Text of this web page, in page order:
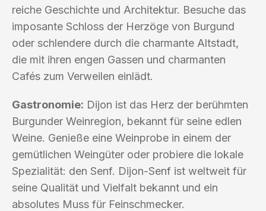
reiche Geschichte und Architektur. Besuche das
imposante Schloss der Herzöge von Burgund
oder schlendere durch die charmante Altstadt,
die mit ihren engen Gassen und charmanten
Cafés zum Verweilen einlädt.
Gastronomie: Dijon ist das Herz der berühmten
Burgunder Weinregion, bekannt für seine edlen
Weine. Genieße eine Weinprobe in einem der
gemütlichen Weingüter oder probiere die lokale
Spezialität: den Senf. Dijon-Senf ist weltweit für
seine Qualität und Vielfalt bekannt und ein
absolutes Muss für Feinschmecker.